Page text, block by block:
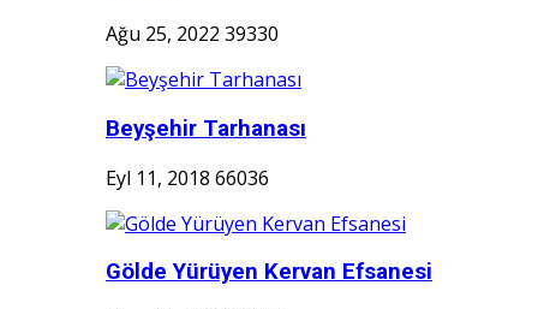
Ağu 25, 2022 39330
Beyşehir Tarhanası
Eyl 11, 2018 66036
Gölde Yürüyen Kervan Efsanesi